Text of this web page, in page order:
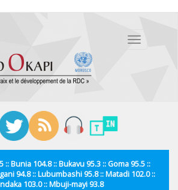
Toggle
:: Bunia 104.8 :: Bukavu 95.3 :: Goma 95.5 ::
94.8 :: Lubumbashi 95.8 :: Matadi 102.0 ::
103.0 :: Mbuji-mayi 93.8